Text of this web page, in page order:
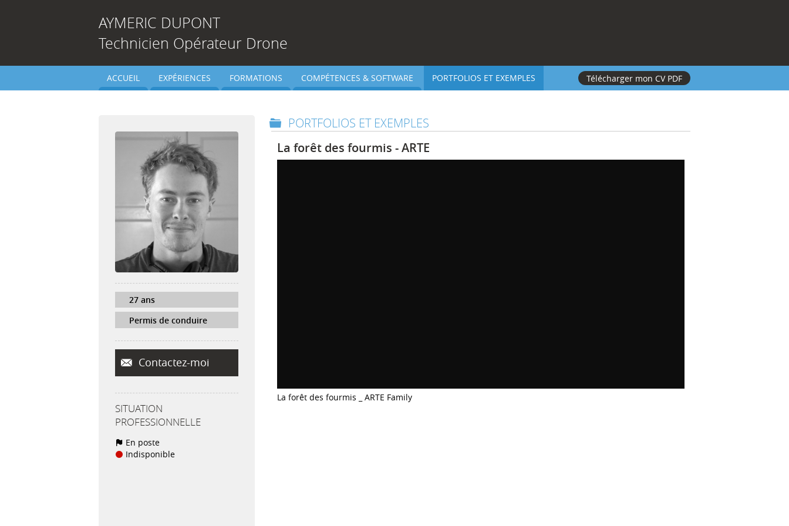
AYMERIC DUPONT
Technicien Opérateur Drone
ACCUEIL EXPÉRIENCES FORMATIONS COMPÉTENCES & SOFTWARE PORTFOLIOS ET EXEMPLES Télécharger mon CV PDF
27 ans
Permis de conduire
Contactez-moi
SITUATION
PROFESSIONNELLE
En poste
Indisponible
PORTFOLIOS ET EXEMPLES
La forêt des fourmis - ARTE
La forêt des fourmis _ ARTE Family